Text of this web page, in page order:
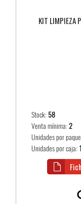
KIT LIMPIEZA
Stock: 58
Venta mínima:2
Unidades por
Unidades por caja: 1